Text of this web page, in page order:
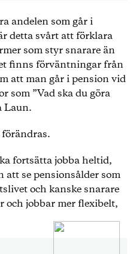
andelen som går i
detta svårt att förklara
som styr snarare än
finns förväntningar från
att man går i pension vid
som ”Vad ska du göra
Laun.
fortsätta jobba heltid,
att se pensionsålder som
och kanske snarare
och jobbar mer flexibelt,